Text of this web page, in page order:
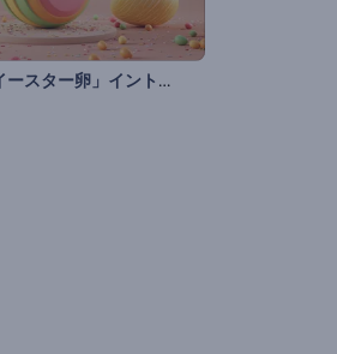
「カラフルなイースター卵」イントロ動画